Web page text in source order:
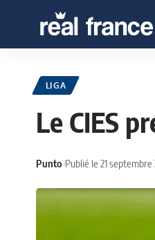
LIGA
Le CIES
Punto Publié le 21 septembre